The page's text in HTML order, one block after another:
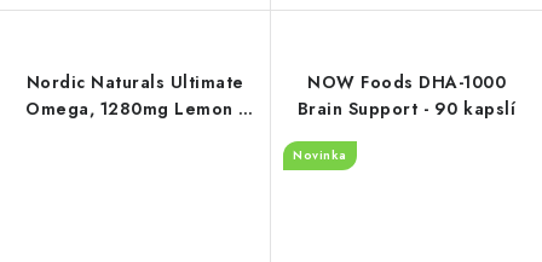
Nordic Naturals Ultimate
Omega, 1280mg Lemon -
NOW Foods DHA-1000
Brain Support - 90 kapslí
Novinka